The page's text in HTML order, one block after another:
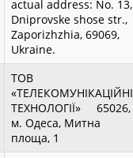
actual address: No. 13,
Dniprovske shose str.,
Zaporizhzhia, 69069,
Ukraine.
ТОВ
«ТЕЛЕКОМУНІКАЦІЙНІ
ТЕХНОЛОГІЇ» 65026,
м. Одеса, Митна
площа, 1